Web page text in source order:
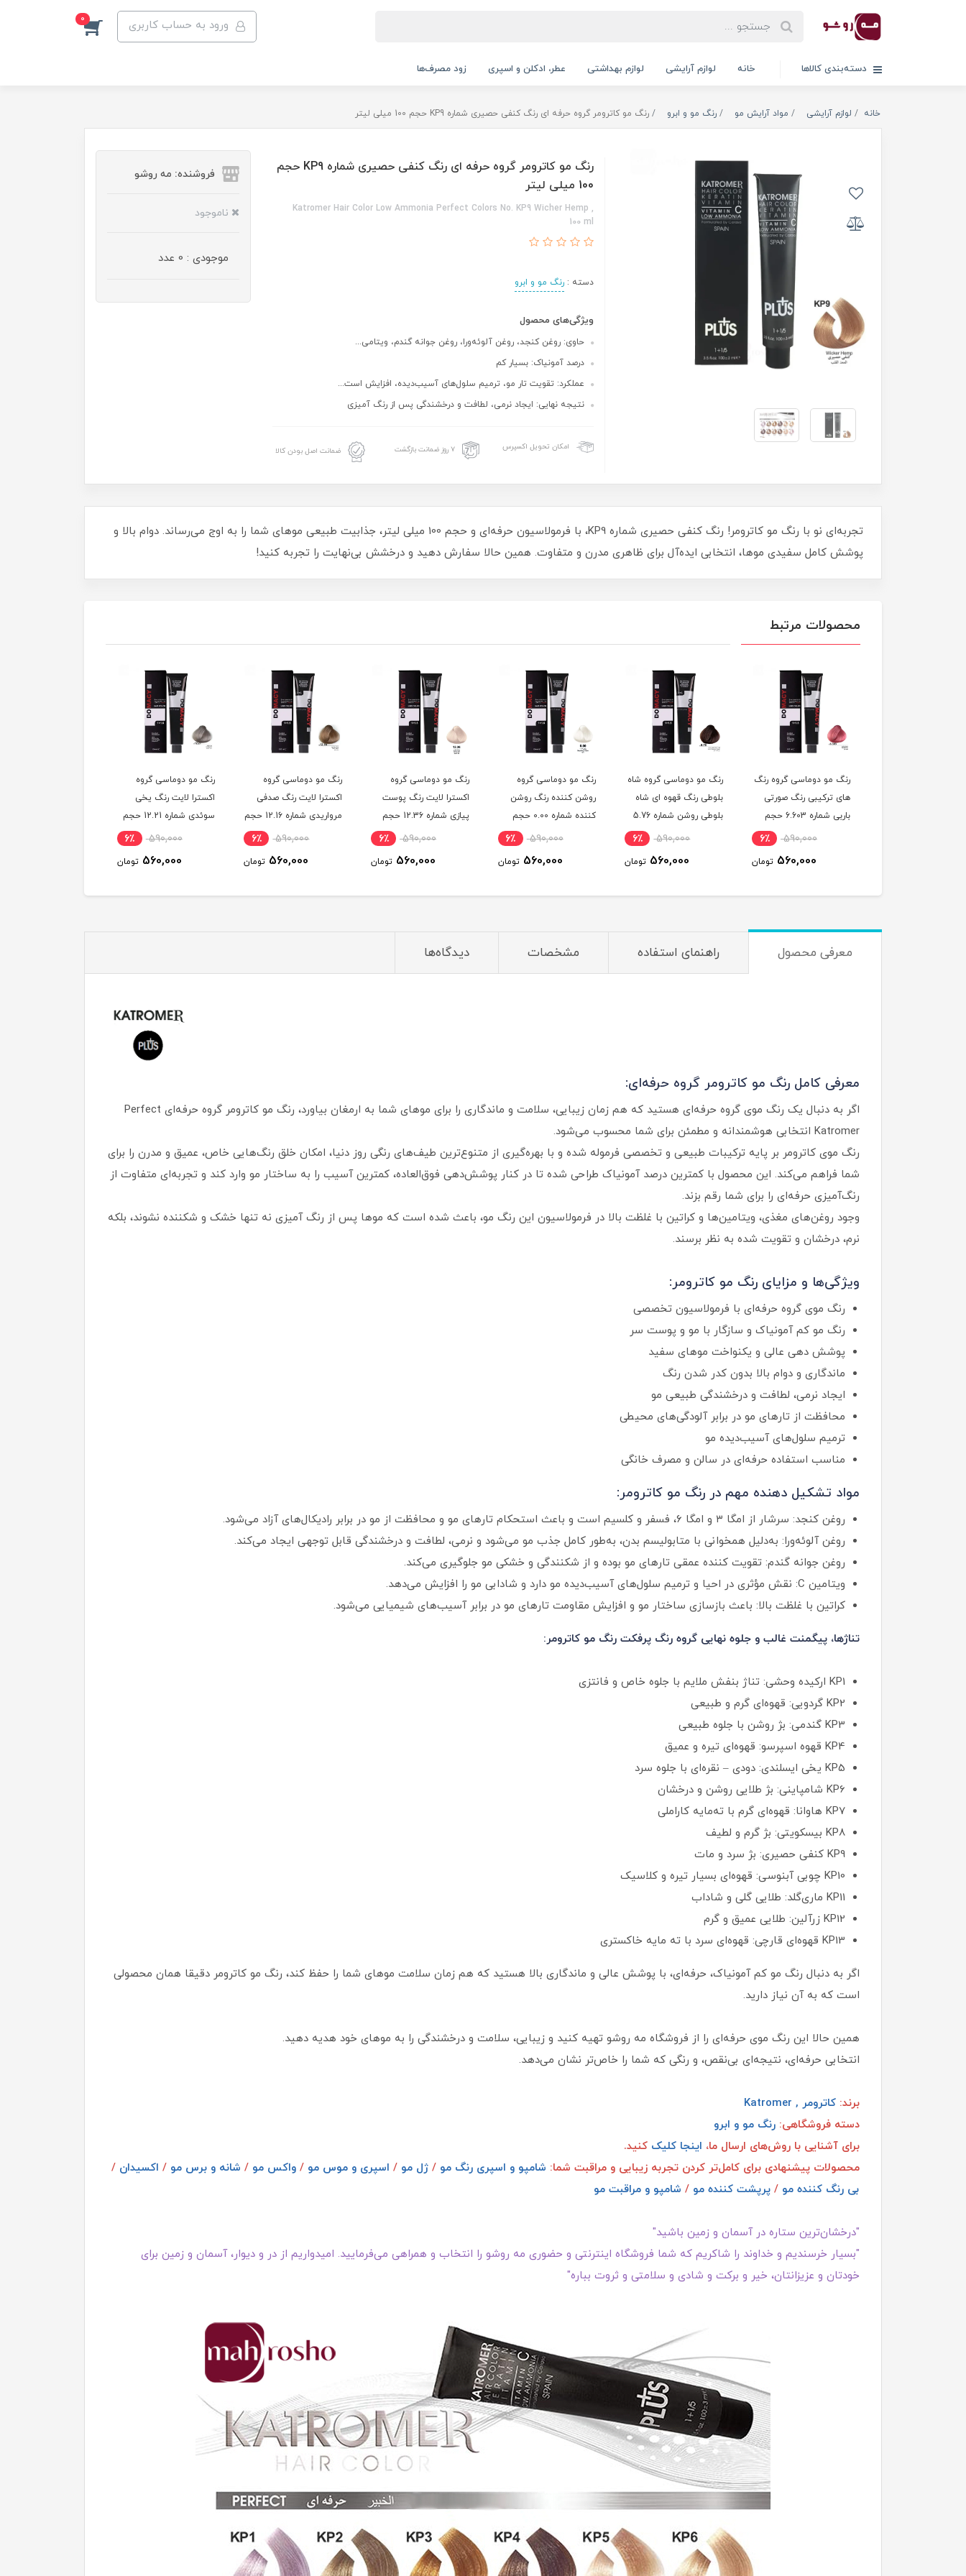
ورود به حساب کاربری 0
دسته‌بندی کالاها خانه لوازم آرایشی لوازم بهداشتی عطر، ادکلن و اسپری زود مصرف‌ها
خانه لوازم آرایشی مواد آرایش مو رنگ مو و ابرو رنگ مو کاترومر گروه حرفه ای رنگ کنفی حصیری شماره KP9 حجم 100 میلی لیتر
رنگ مو کاترومر گروه حرفه ای رنگ کنفی حصیری شماره KP9 حجم
100 میلی لیتر
Katromer Hair Color Low Ammonia Perfect Colors No. KP9 Wicher Hemp ,
100 ml
دسته :رنگ مو و ابرو
ویژگی‌های محصول
حاوی: روغن کنجد، روغن آلوئه‌ورا، روغن جوانه گندم، ویتامی...
درصد آمونیاک: بسیار کم
عملکرد: تقویت تار مو، ترمیم سلول‌های آسیب‌دیده، افزایش است...
نتیجه نهایی: ایجاد نرمی، لطافت و درخشندگی پس از رنگ‌ آمیزی
امکان تحویل اکسپرس ۷ روز ضمانت بازگشت ضمانت اصل بودن کالا
فروشنده: مه رو‌شو
ناموجود
موجودی : 0 عدد
تجربه‌ای نو با رنگ مو کاترومر! رنگ کنفی حصیری شماره KP9، با فرمولاسیون حرفه‌ای و حجم 100 میلی لیتر، جذابیت طبیعی موهای شما را به اوج می‌رساند. دوام بالا و
پوشش کامل سفیدی موها، انتخابی ایده‌آل برای ظاهری مدرن و متفاوت. همین حالا سفارش دهید و درخشش بی‌نهایت را تجربه کنید!
محصولات مرتبط
رنگ مو دوماسی گروه رنگ
های ترکیبی رنگ صورتی
باربی شماره 6.603 حجم
590,000 6٪
560,000 تومان
رنگ مو دوماسی گروه شاه
بلوطی رنگ قهوه ای شاه
بلوطی روشن شماره 5.76
590,000 6٪
560,000 تومان
رنگ مو دوماسی گروه
روشن کننده رنگ روشن
کننده شماره 0.00 حجم
590,000 6٪
560,000 تومان
رنگ مو دوماسی گروه
اکسترا لایت رنگ پوست
پیازی شماره 12.36 حجم
590,000 6٪
560,000 تومان
رنگ مو دوماسی گروه
اکسترا لایت رنگ صدفی
مرواریدی شماره 12.16 حجم
590,000 6٪
560,000 تومان
رنگ مو دوماسی گروه
اکسترا لایت رنگ یخی
سوئدی شماره 12.21 حجم
590,000 6٪
560,000 تومان
معرفی محصول راهنمای استفاده مشخصات دیدگاه‌ها
معرفی کامل رنگ مو کاترومر گروه حرفه‌ای:
اگر به دنبال یک رنگ موی گروه حرفه‌ای هستید که هم زمان زیبایی، سلامت و ماندگاری را برای موهای شما به ارمغان بیاورد، رنگ مو کاترومر گروه حرفه‌ای Perfect
Katromer انتخابی هوشمندانه و مطمئن برای شما محسوب می‌شود.
رنگ موی کاترومر بر پایه ترکیبات طبیعی و تخصصی فرموله شده و با بهره‌گیری از متنوع‌ترین طیف‌های رنگی روز دنیا، امکان خلق رنگ‌هایی خاص، عمیق و مدرن را برای
شما فراهم می‌کند. این محصول با کمترین درصد آمونیاک طراحی شده تا در کنار پوشش‌دهی فوق‌العاده، کمترین آسیب را به ساختار مو وارد کند و تجربه‌ای متفاوت از
رنگ‌آمیزی حرفه‌ای را برای شما رقم بزند.
وجود روغن‌های مغذی، ویتامین‌ها و کراتین با غلظت بالا در فرمولاسیون این رنگ مو، باعث شده است که موها پس از رنگ آمیزی نه تنها خشک و شکننده نشوند، بلکه
نرم، درخشان و تقویت شده به نظر برسند.
ویژگی‌ها و مزایای رنگ مو کاترومر:
رنگ موی گروه حرفه‌ای با فرمولاسیون تخصصی
رنگ مو کم آمونیاک و سازگار با مو و پوست سر
پوشش‌ دهی عالی و یکنواخت موهای سفید
ماندگاری و دوام بالا بدون کدر شدن رنگ
ایجاد نرمی، لطافت و درخشندگی طبیعی مو
محافظت از تارهای مو در برابر آلودگی‌های محیطی
ترمیم سلول‌های آسیب‌دیده مو
مناسب استفاده حرفه‌ای در سالن و مصرف خانگی
مواد تشکیل دهنده مهم در رنگ مو کاترومر:
روغن کنجد: سرشار از امگا ۳ و امگا ۶، فسفر و کلسیم است و باعث استحکام تارهای مو و محافظت از مو در برابر رادیکال‌های آزاد می‌شود.
روغن آلوئه‌ورا: به‌دلیل همخوانی با متابولیسم بدن، به‌طور کامل جذب مو می‌شود و نرمی، لطافت و درخشندگی قابل توجهی ایجاد می‌کند.
روغن جوانه گندم: تقویت کننده عمقی تارهای مو بوده و از شکنندگی و خشکی مو جلوگیری می‌کند.
ویتامین C: نقش مؤثری در احیا و ترمیم سلول‌های آسیب‌دیده مو دارد و شادابی مو را افزایش می‌دهد.
کراتین با غلظت بالا: باعث بازسازی ساختار مو و افزایش مقاومت تارهای مو در برابر آسیب‌های شیمیایی می‌شود.
تناژها، پیگمنت غالب و جلوه نهایی گروه رنگ پرفکت رنگ مو کاترومر:
KP1 ارکیده وحشی: تناژ بنفش ملایم با جلوه خاص و فانتزی
KP2 گردویی: قهوه‌ای گرم و طبیعی
KP3 گندمی: بژ روشن با جلوه طبیعی
KP4 قهوه اسپرسو: قهوه‌ای تیره و عمیق
KP5 یخی ایسلندی: دودی – نقره‌ای با جلوه سرد
KP6 شامپاینی: بژ طلایی روشن و درخشان
KP7 هاوانا: قهوه‌ای گرم با ته‌مایه کاراملی
KP8 بیسکویتی: بژ گرم و لطیف
KP9 کنفی حصیری: بژ سرد و مات
KP10 چوبی آبنوسی: قهوه‌ای بسیار تیره و کلاسیک
KP11 ماری‌گلد: طلایی گلی و شاداب
KP12 زرآلین: طلایی عمیق و گرم
KP13 قهوه‌ای قارچی: قهوه‌ای سرد با ته‌ مایه خاکستری
اگر به‌ دنبال رنگ مو کم آمونیاک، حرفه‌ای، با پوشش عالی و ماندگاری بالا هستید که هم‌ زمان سلامت موهای شما را حفظ کند، رنگ مو کاترومر دقیقا همان محصولی
است که به آن نیاز دارید.
همین حالا این رنگ موی حرفه‌ای را از فروشگاه مه‌ روشو تهیه کنید و زیبایی، سلامت و درخشندگی را به موهای خود هدیه دهید.
انتخابی حرفه‌ای، نتیجه‌ای بی‌نقص، و رنگی که شما را خاص‌تر نشان می‌دهد.
برند: کاترومر , Katromer
دسته فروشگاهی: رنگ مو و ابرو
برای آشنایی با روش‌های ارسال ما، اینجا کلیک کنید.
محصولات پیشنهادی برای کامل‌تر کردن تجربه زیبایی و مراقبت شما: شامپو و اسپری رنگ مو / ژل مو / اسپری و موس مو / واکس مو / شانه و برس مو / اکسیدان /
بی رنگ کننده مو / پرپشت کننده مو / شامپو و مراقبت مو
"درخشان‌ترین ستاره در آسمان و زمین باشید"
"بسیار خرسندیم و خداوند را شاکریم که شما فروشگاه اینترنتی و حضوری مه روشو را انتخاب و همراهی می‌فرمایید. امیدواریم از در و دیوار، آسمان و زمین برای
خودتان و عزیزانتان، خیر و برکت و شادی و سلامتی و ثروت بباره"